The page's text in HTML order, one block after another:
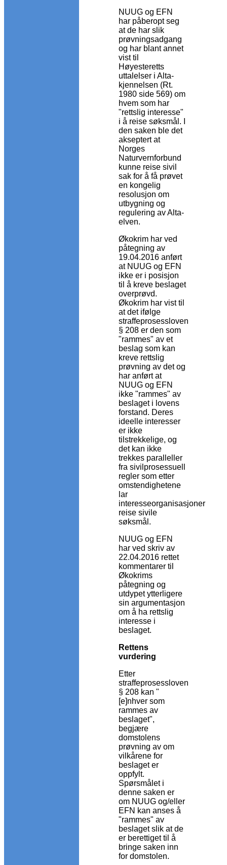
NUUG og EFN
har påberopt seg
at de har slik
prøvningsadgang
og har blant annet
vist til
Høyesteretts
uttalelser i Alta-
kjennelsen (Rt.
1980 side 569) om
hvem som har
"rettslig interesse"
i å reise søksmål. I
den saken ble det
akseptert at
Norges
Naturvernforbund
kunne reise sivil
sak for å få prøvet
en kongelig
resolusjon om
utbygning og
regulering av Alta-
elven.
Økokrim har ved
påtegning av
19.04.2016 anført
at NUUG og EFN
ikke er i posisjon
til å kreve beslaget
overprøvd.
Økokrim har vist til
at det ifølge
straffeprosessloven
§ 208 er den som
"rammes" av et
beslag som kan
kreve rettslig
prøvning av det og
har anført at
NUUG og EFN
ikke "rammes" av
beslaget i lovens
forstand. Deres
ideelle interesser
er ikke
tilstrekkelige, og
det kan ikke
trekkes paralleller
fra sivilprosessuell
regler som etter
omstendighetene
lar
interesseorganisasjoner
reise sivile
søksmål.
NUUG og EFN
har ved skriv av
22.04.2016 rettet
kommentarer til
Økokrims
påtegning og
utdypet ytterligere
sin argumentasjon
om å ha rettslig
interesse i
beslaget.
Rettens
vurdering
Etter
straffeprosessloven
§ 208 kan "
[e]nhver som
rammes av
beslaget",
begjære
domstolens
prøvning av om
vilkårene for
beslaget er
oppfylt.
Spørsmålet i
denne saken er
om NUUG og/eller
EFN kan anses å
"rammes" av
beslaget slik at de
er berettiget til å
bringe saken inn
for domstolen.